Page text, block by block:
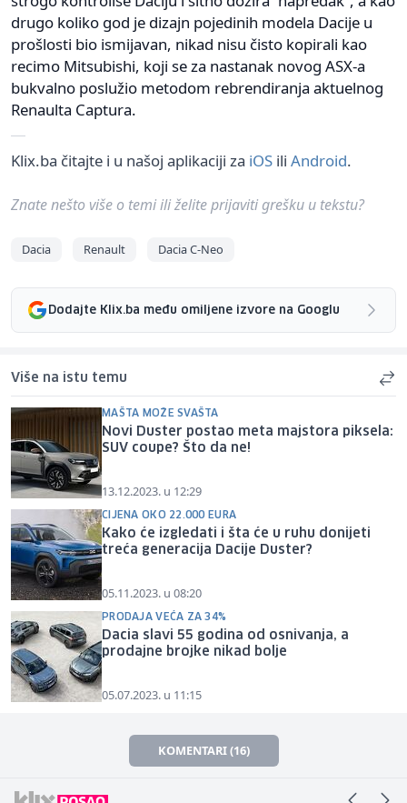
drugo koliko god je dizajn pojedinih modela Dacije u
prošlosti bio ismijavan, nikad nisu čisto kopirali kao
recimo Mitsubishi, koji se za nastanak novog ASX-a
bukvalno poslužio metodom rebrendiranja aktuelnog
Renaulta Captura.
Klix.ba čitajte i u našoj aplikaciji za iOS ili Android.
Znate nešto više o temi ili želite prijaviti grešku u tekstu?
Dacia Renault Dacia C-Neo
Dodajte Klix.ba među omiljene izvore na Googlu
Više na istu temu
MAŠTA MOŽE SVAŠTA
Novi Duster postao meta majstora piksela:
SUV coupe? Što da ne!
13.12.2023. u 12:29
CIJENA OKO 22.000 EURA
Kako će izgledati i šta će u ruhu donijeti
treća generacija Dacije Duster?
05.11.2023. u 08:20
PRODAJA VEĆA ZA 34%
Dacia slavi 55 godina od osnivanja, a
prodajne brojke nikad bolje
05.07.2023. u 11:15
KOMENTARI (16)